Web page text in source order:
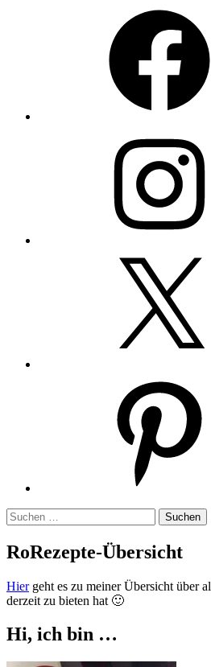
Suchen
nach:
RoRezepte-Übersicht
Hiergeht es zu meiner Übersicht über
derzeit zu bieten hat 🙂
Hi, ich bin …